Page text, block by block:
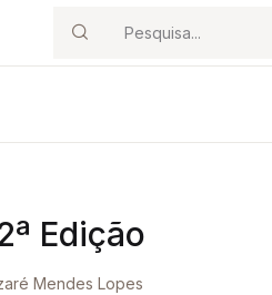
Search
Edição
Mendes Lopes